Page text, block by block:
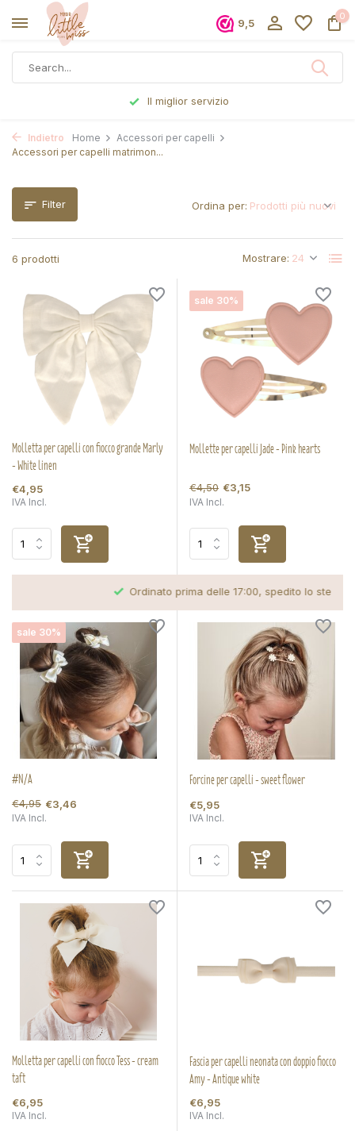
9,5
0
Il miglior servizio
Indietro Home
Accessori per capelli
Accessori per capelli matrimon...
Filter
6 prodotti Mostrare:
Ordina per:
Molletta per capelli con fiocco grande Marly
- White linen
€4,95
IVA Incl.
sale 30%
Mollette per capelli Jade - Pink hearts
€4,50 €3,15
IVA Incl.
Ordinato prima delle 17:00, spedito lo stesso giorno
sale 30%
#N/A
€4,95 €3,46
IVA Incl.
Forcine per capelli - sweet flower
€5,95
IVA Incl.
Molletta per capelli con fiocco Tess - cream
taft
€6,95
IVA Incl.
Fascia per capelli neonata con doppio fiocco
Amy - Antique white
€6,95
IVA Incl.